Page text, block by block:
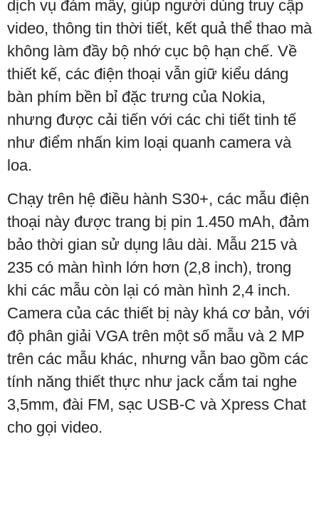
dịch vụ đám mây, giúp người dùng truy cập
video, thông tin thời tiết, kết quả thể thao mà
không làm đầy bộ nhớ cục bộ hạn chế. Về
thiết kế, các điện thoại vẫn giữ kiểu dáng
bàn phím bền bỉ đặc trưng của Nokia,
nhưng được cải tiến với các chi tiết tinh tế
như điểm nhấn kim loại quanh camera và
loa.
Chạy trên hệ điều hành S30+, các mẫu điện
thoại này được trang bị pin 1.450 mAh, đảm
bảo thời gian sử dụng lâu dài. Mẫu 215 và
235 có màn hình lớn hơn (2,8 inch), trong
khi các mẫu còn lại có màn hình 2,4 inch.
Camera của các thiết bị này khá cơ bản, với
độ phân giải VGA trên một số mẫu và 2 MP
trên các mẫu khác, nhưng vẫn bao gồm các
tính năng thiết thực như jack cắm tai nghe
3,5mm, đài FM, sạc USB-C và Xpress Chat
cho gọi video.